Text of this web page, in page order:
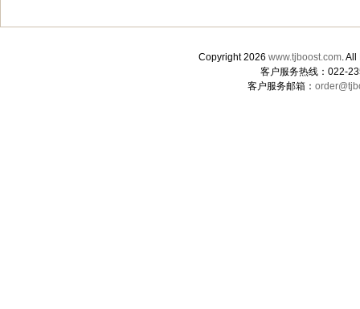
Copyright 2026 www.tjboost.com.
客户服务热线：022-
客户服务邮箱：